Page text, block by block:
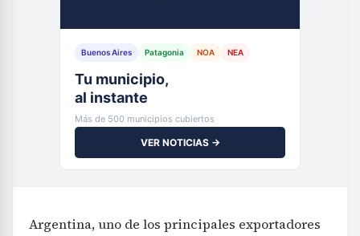
Buenos Aires Patagonia NOA NEA
Tu municipio,
al instante
Más de 500 municipios cubiertos
VER NOTICIAS →
Argentina, uno de los principales exportadores